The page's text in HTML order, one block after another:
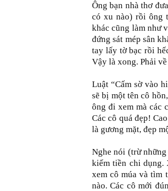
Ông bạn nhà thơ
có xu nào) rồi ông
khác cũng làm như
đứng sát mép sân
tay lấy tờ bạc rồi
Vậy là xong. Phải
Luật “Cấm sờ vào
sẽ bị một tên cô
ông đi xem mà các
Các cô quá đẹp!
là gương mặt, đẹp
Nghe nói (trừ
kiếm tiền chi dụng.
xem cô múa và tìm
nào. Các cô mới